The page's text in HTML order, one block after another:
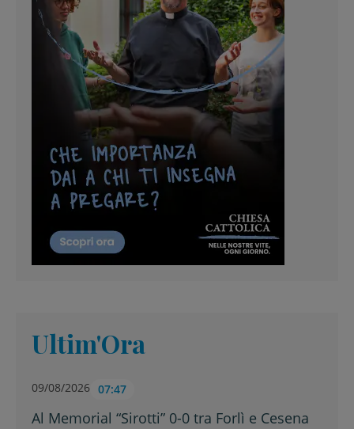
Ultim'Ora
09/08/2026 07:47
Al Memorial “Sirotti” 0-0 tra Forlì e Cesena